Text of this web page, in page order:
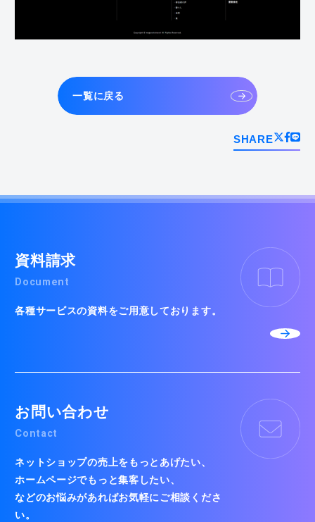
一覧に戻る
SHARE
資料請求
Document
各種サービスの資料をご用意しております。
お問い合わせ
Contact
ネットショップの売上をもっとあげたい、
ホームページでもっと集客したい、
などのお悩みがあればお気軽にご相談くださ
い。